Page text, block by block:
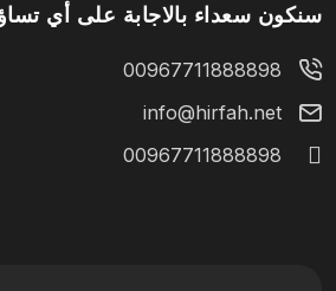
سنكون سعداء بالاجابة على أي
00967711888898
info@hirfah.net
00967711888898